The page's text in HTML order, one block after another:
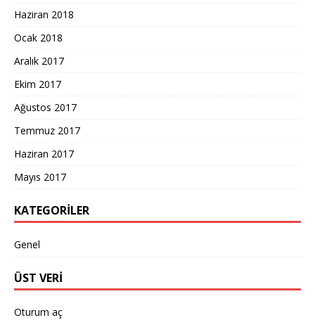
Haziran 2018
Ocak 2018
Aralık 2017
Ekim 2017
Ağustos 2017
Temmuz 2017
Haziran 2017
Mayıs 2017
KATEGORILER
Genel
ÜST VERI
Oturum aç